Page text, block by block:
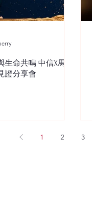
生命共鳴 中信X馬穎
證分享會
1 2 3